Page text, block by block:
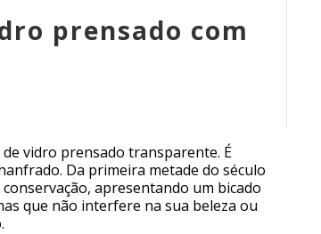
prensado com
vidro prensado transparente. É
Da primeira metade do século
apresentando um bicado
que não interfere na sua beleza ou